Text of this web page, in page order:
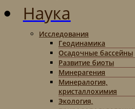
Наука
Исследования
Геодинамика
Осадочные бассейны
Развитие биоты
Минерагения
Минералогия,
кристаллохимия
Экология,